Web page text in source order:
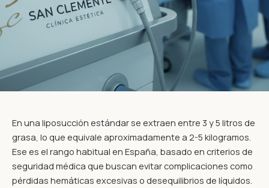
En una liposucción estándar se extraen entre 3 y 5 litros de
grasa, lo que equivale aproximadamente a 2-5 kilogramos.
Ese es el rango habitual en España, basado en criterios de
seguridad médica que buscan evitar complicaciones como
pérdidas hemáticas excesivas o desequilibrios de líquidos.